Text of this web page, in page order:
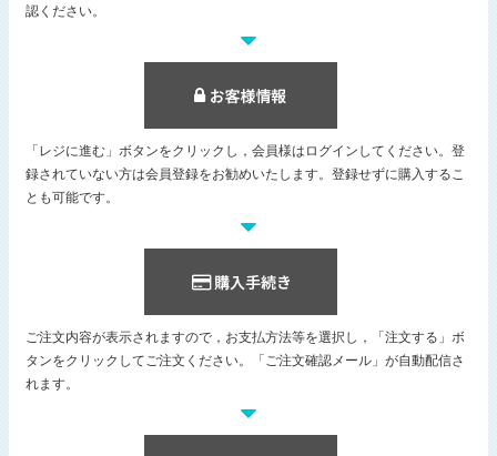
認ください。
「レジに進む」ボタンをクリックし，会員様はログインしてください。登
録されていない方は会員登録をお勧めいたします。登録せずに購入するこ
とも可能です。
ご注文内容が表示されますので，お支払方法等を選択し，「注文する」ボ
タンをクリックしてご注文ください。「ご注文確認メール」が自動配信さ
れます。